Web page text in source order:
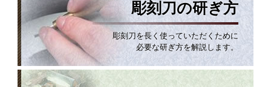
彫刻刀の研ぎ方
彫刻刀を長く使っていただくために
必要な研ぎ方を解説します。